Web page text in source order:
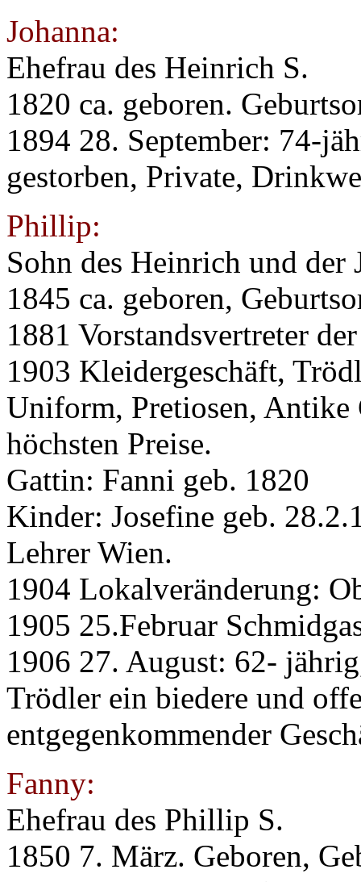
Johanna:
Ehefrau des Heinrich S.
1820 ca. geboren.
1894 28. September: 74-
gestorben, Private,
Phillip:
Sohn des Heinrich und der
1845 ca. geboren,
1881 Vorstandsvertreter
1903 Kleidergeschäft,
Uniform, Pretiosen, Antike
höchsten Preise.
Gattin: Fanni geb. 1820
Kinder: Josefine geb.
Lehrer Wien.
1904 Lokalveränderung:
1905 25.Februar
1906 27. August: 62-
Trödler ein biedere und
entgegenkommender
Fanny:
Ehefrau des Phillip S.
1850 7. März. Geboren,